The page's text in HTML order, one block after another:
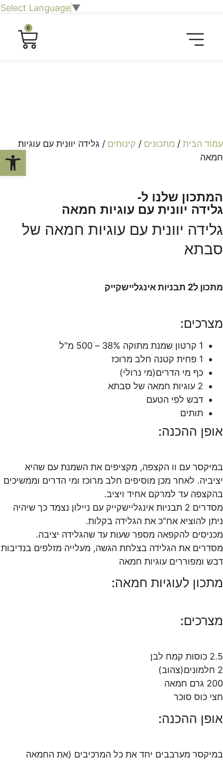
Select Language▼
0
עמוד הבית / מתכונים / קינוחים / גלידה יוונית עם עוגיות
חמאה
המתכון שלנו ל-
גלידה יוונית עם עוגיות חמאה
גלידה יוונית עם עוגיות חמאה של
סבתא
מתכון ל2 תבניות אינגליישקייק
מצרכים:
1 קרטון שמנת מתוקה 38% – 500 מ"ל
1 פחית קטנה חלב מרוכז
כף מי הדרים(מי נרולי)
2 עוגיות חמאה של סבתא
דבש לפי הטעם
תותים
אופן ההכנה:
במיקסר עם וו הקצפה, מקציפים את השמנת עם שהיא
יציביה. לאחר מכן מוסיפים חלב מרוכז ומי הדרים וממשיכים
בהקצפה עד למרקם אחיד ויציב.
מסדרים 2 תבניות אינגליישקייק עם ניילון נצמד כך שיהיה
ניתן להוציא אח"כ את הגלידה בקלות.
מכניסים להקפאה מספר שעות עד שהגלידה יציבה.
מסדרים את הגלידה בצלחת הגשה, מעלייה מזלפים בנדיבות
דבש ומפוררים עוגיות חמאה
מתכון לעוגיות חמאה:
מצרכים:
2.5 כוסות קמח לבן
2 חלמונים(צהוב)
200 גרם חמאה
חצי כוס סוכר
אופן ההכנה:
במיקסר מערבבים יחד את כל המרכיבים (את החמאה
פתח